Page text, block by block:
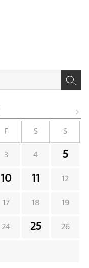
F S S
3 4 5
10 11 12
17 18 19
24 25 26